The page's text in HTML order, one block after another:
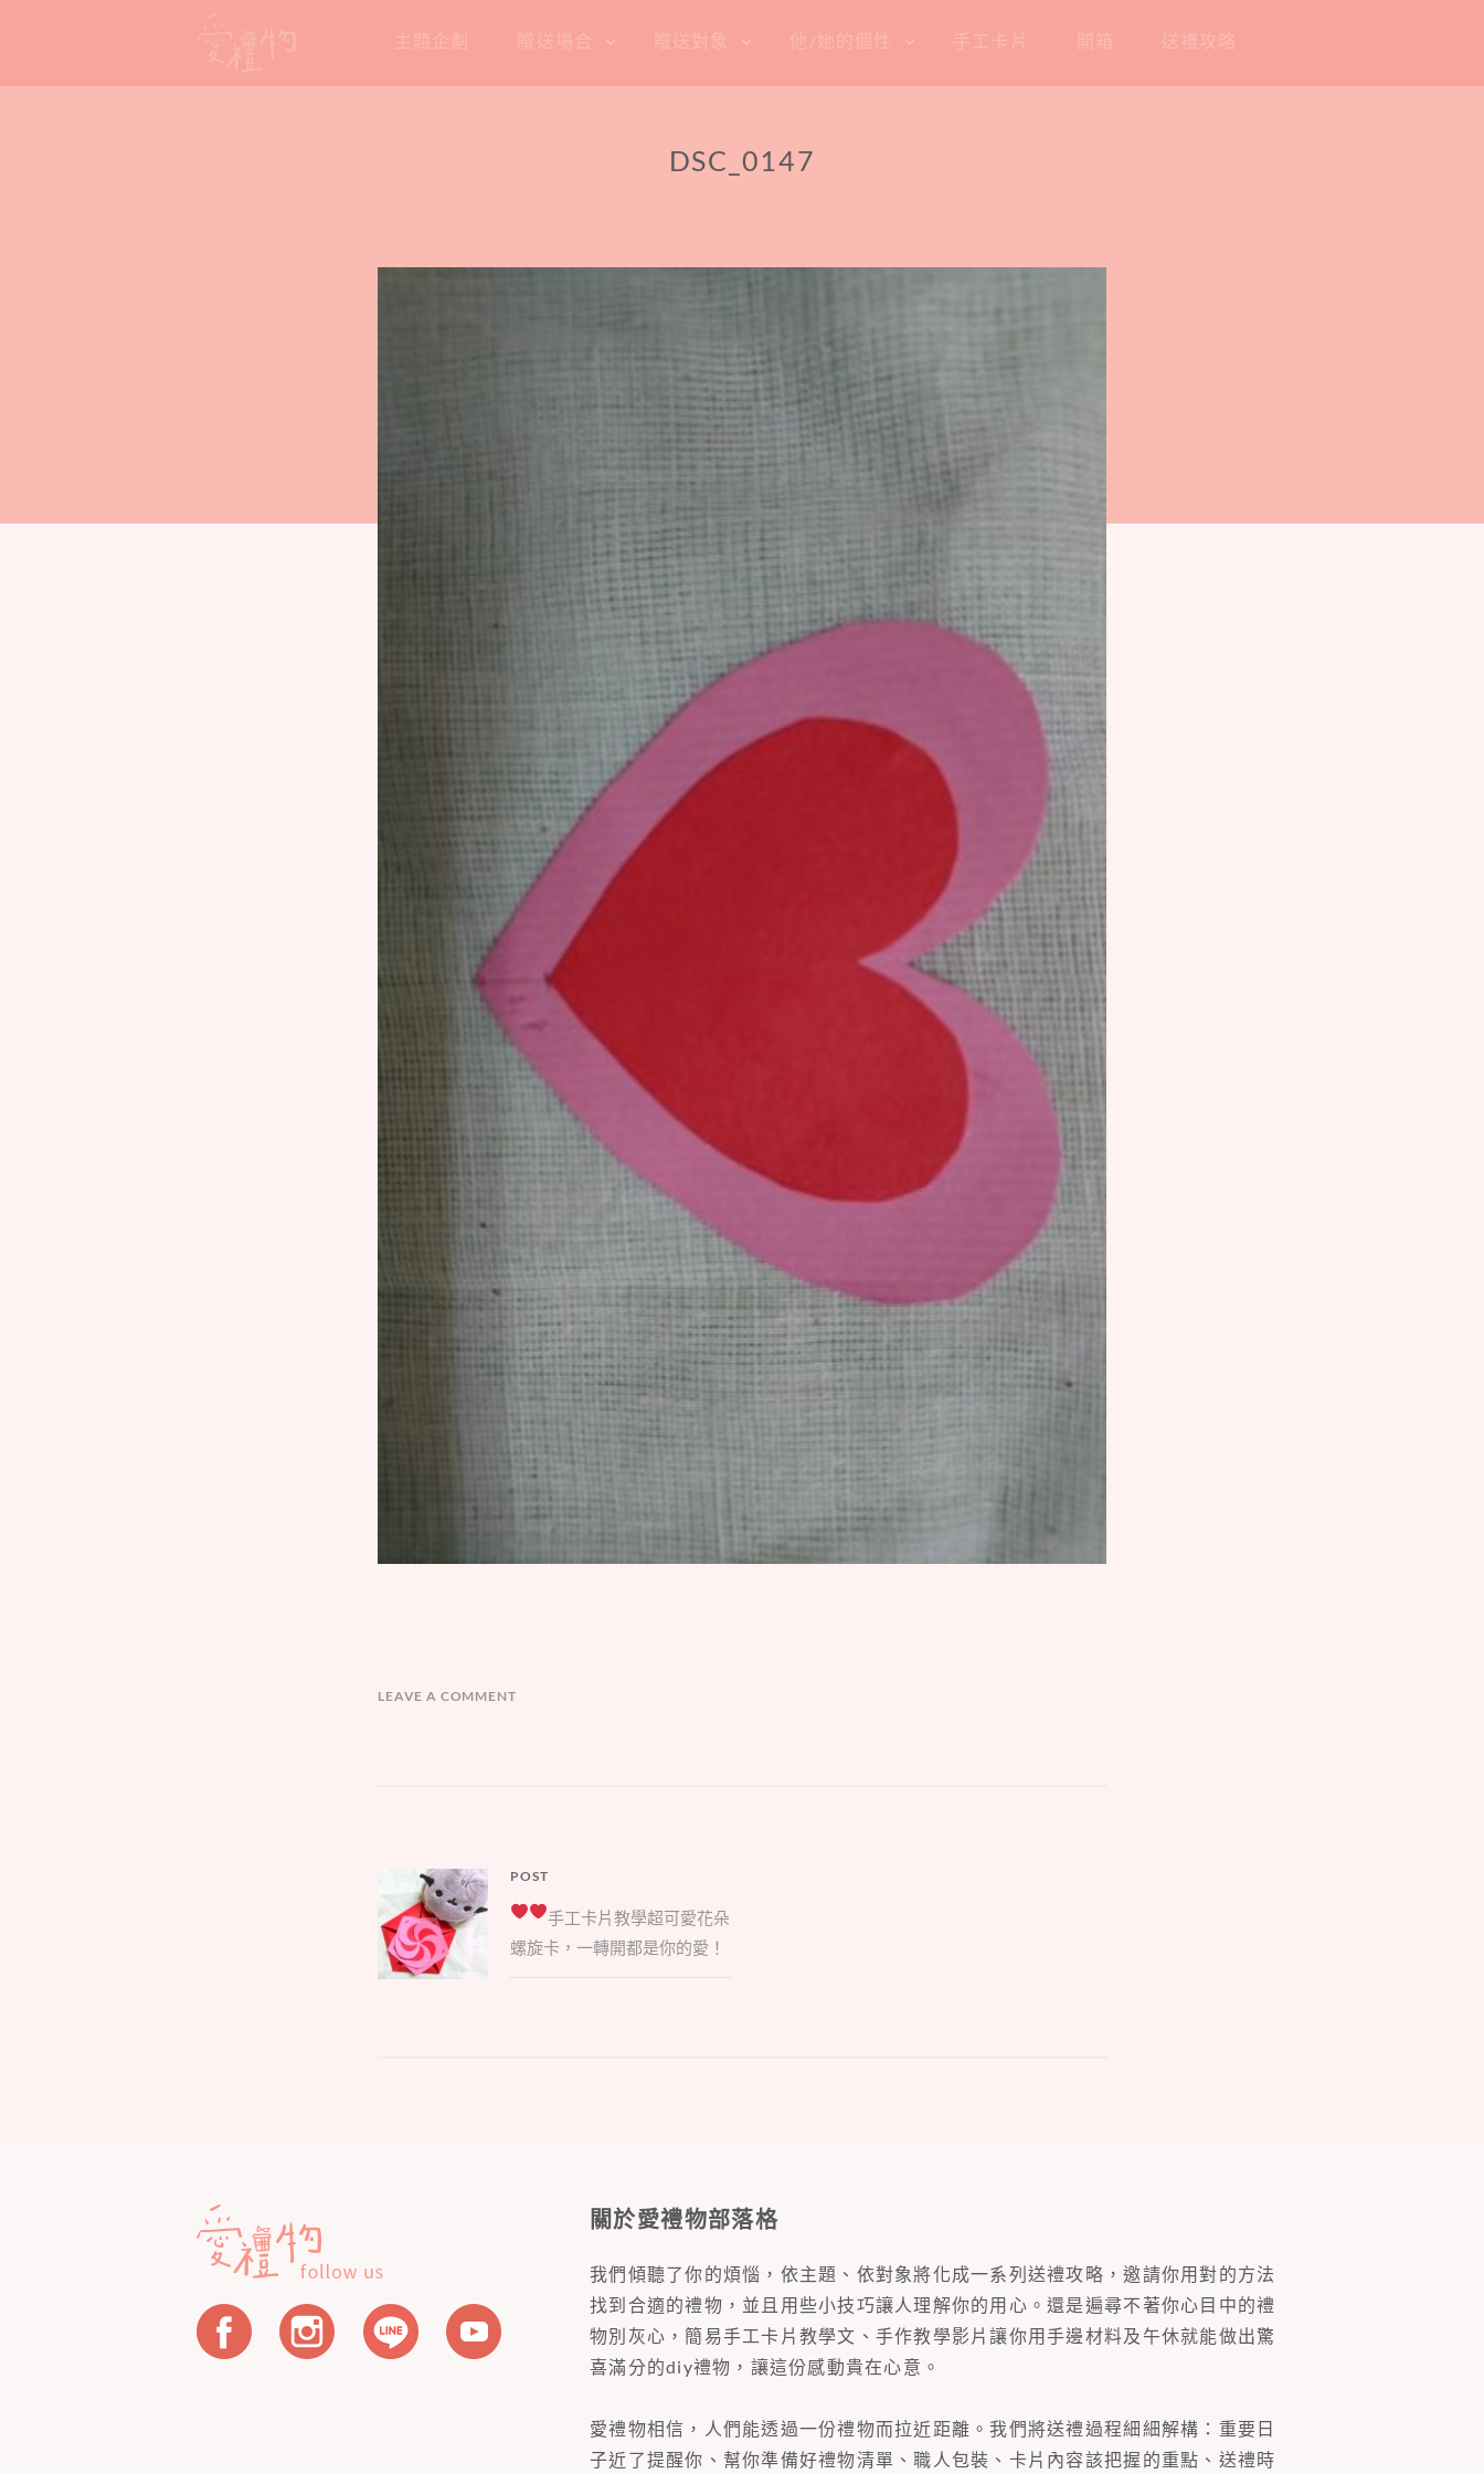
content
主題企劃 贈送場合 贈送對象 他/她的個性 手工卡片 開箱 送禮攻略
DSC_0147
LEAVE A COMMENT
章
導
覽
POST
Parent
post:
手工卡片教學超可愛花朵
螺旋卡，一轉開都是你的愛！
關於愛禮物部落格
我們傾聽了你的煩惱，依主題、依對象將化成一系列送禮攻略，邀請你用對的方法
找到合適的禮物，並且用些小技巧讓人理解你的用心。還是遍尋不著你心目中的禮
物別灰心，簡易手工卡片教學文、手作教學影片讓你用手邊材料及午休就能做出驚
喜滿分的diy禮物，讓這份感動貴在心意。
愛禮物相信，人們能透過一份禮物而拉近距離。我們將送禮過程細細解構：重要日
子近了提醒你、幫你準備好禮物清單、職人包裝、卡片內容該把握的重點、送禮時